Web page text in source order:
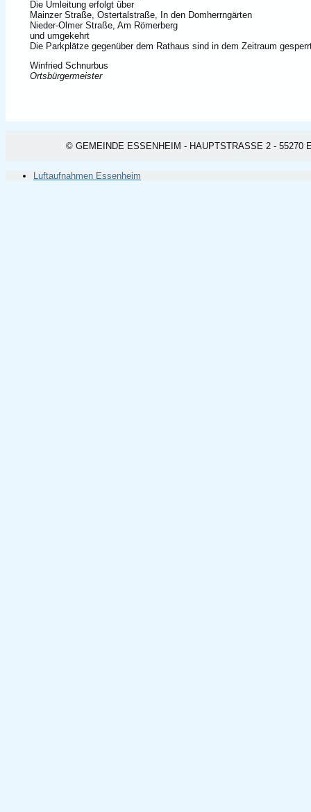
Die Umleitung erfolgt über
Mainzer Straße, Ostertalstraße, In den Domherrngärten
Nieder-Olmer Straße, Am Römerberg
und umgekehrt
Die Parkplätze gegenüber dem Rathaus sind in dem Zeitraum
Winfried Schnurbus
Ortsbürgermeister
© GEMEINDE ESSENHEIM - HAUPTSTRASSE 2 - 55270
Luftaufnahmen Essenheim